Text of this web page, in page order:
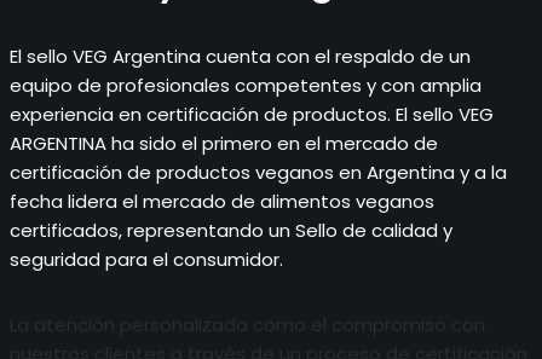
El sello VEG Argentina cuenta con el respaldo de un
equipo de profesionales competentes y con amplia
experiencia en certificación de productos. El sello VEG
ARGENTINA ha sido el primero en el mercado de
certificación de productos veganos en Argentina y a la
fecha lidera el mercado de alimentos veganos
certificados, representando un Sello de calidad y
seguridad para el consumidor.
La atención personalizada como el compromiso con